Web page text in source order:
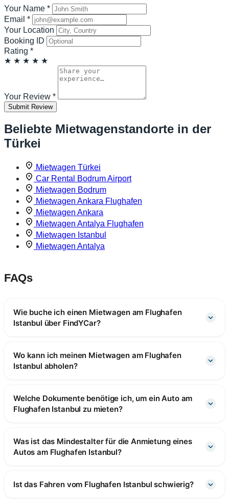
Your Name *
Email *
Your Location
Booking ID
Rating *
★ ★ ★ ★ ★
Your Review *
Submit Review
Beliebte Mietwagenstandorte in der
Türkei
Mietwagen Türkei
Car Rental Bodrum Airport
Mietwagen Bodrum
Mietwagen Ankara Flughafen
Mietwagen Ankara
Mietwagen Antalya Flughafen
Mietwagen Istanbul
Mietwagen Antalya
FAQs
Wie buche ich einen Mietwagen am Flughafen
Istanbul über FindYCar?
Wo kann ich meinen Mietwagen am Flughafen
Istanbul abholen?
Welche Dokumente benötige ich, um ein Auto am
Flughafen Istanbul zu mieten?
Was ist das Mindestalter für die Anmietung eines
Autos am Flughafen Istanbul?
Ist das Fahren vom Flughafen Istanbul schwierig?